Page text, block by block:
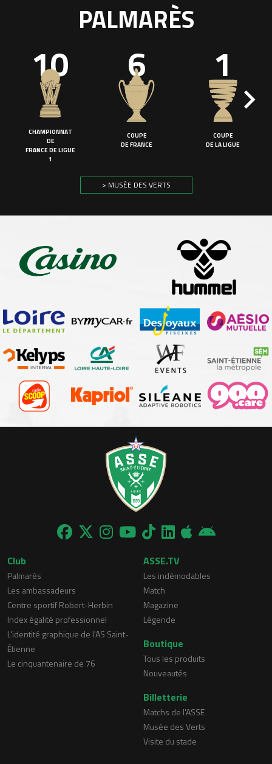
PALMARÈS
10
CHAMPIONNAT
DE
FRANCE DE LIGUE
1
6
COUPE
DE FRANCE
1
COUPE
DE LA LIGUE
> MUSÉE DES VERTS
Club
Palmarès
Les ambassadeurs
Centre sportif Robert-Herbin
Index égalité professionnel
L'identité graphique de l'AS Saint-
Étienne
Le cinquantenaire de 76
ASSE.TV
Les indémodables
Match
Magazine
Légende
Boutique
Tous les produits
Nouveautés
Billetterie
Matchs de l'ASSE
Musée des Verts
Visite du stade